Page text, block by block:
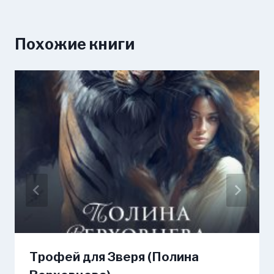
Похожие книги
Трофей для Зверя (Полина